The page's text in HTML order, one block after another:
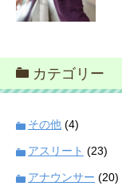
カテゴリー
その他 (4)
アスリート (23)
アナウンサー (20)